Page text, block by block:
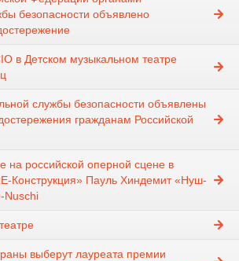
безопасности объявлено
в Детском музыкальном театре
службы безопасности объявлены
гражданам Российской
на российской оперной сцене в
Конструкция» Пауль Хиндемит «Нуш-
Nuschi
выберут лауреата премии